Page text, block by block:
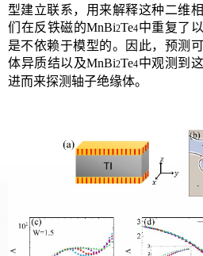
型建立联系，用来解释这种二维
们在反铁磁的MnBi2Te4中重复了
是不依赖于模型的。因此，预测
体异质结以及MnBi2Te4中观测到
进而来探测轴子绝缘体。